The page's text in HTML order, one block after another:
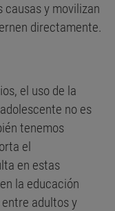
causas y movilizan
directamente.
el uso de la
no es
tenemos
el
en estas
la educación
adultos y